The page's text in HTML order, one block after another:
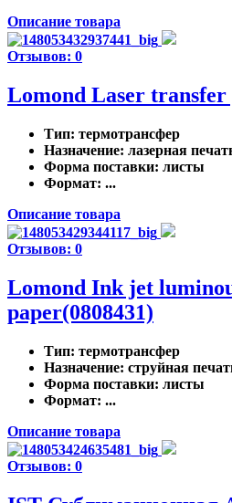
Описание товара
Отзывов: 0
Lomond Laser transfer
Тип: термотрансфер
Назначение: лазерная
Форма поставки: листы
Формат: ...
Описание товара
Отзывов: 0
Lomond Ink jet
paper(0808431)
Тип: термотрансфер
Назначение: струйная
Форма поставки: листы
Формат: ...
Описание товара
Отзывов: 0